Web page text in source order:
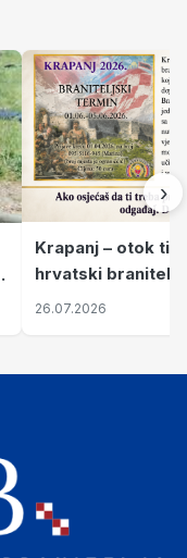
Krapanj – otok
hrvatski branitelji
pronalaze mir
26.07.2026
›